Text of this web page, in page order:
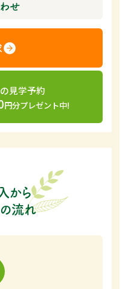
せ
見学予約
円分プレゼント中!
から
流れ